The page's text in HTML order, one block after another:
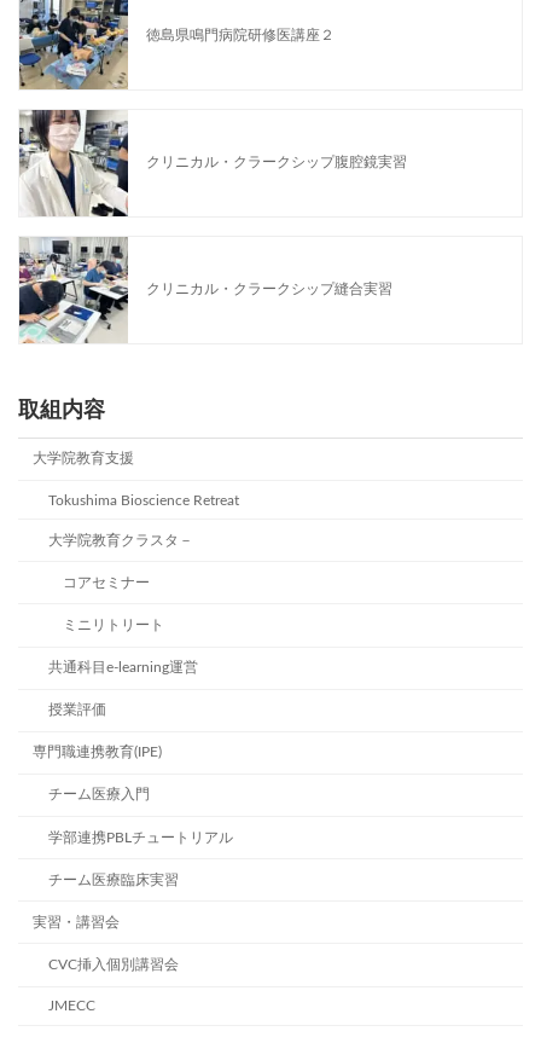
徳島県鳴門病院研修医講座２
クリニカル・クラークシップ腹腔鏡実習
クリニカル・クラークシップ縫合実習
取組内容
大学院教育支援
Tokushima Bioscience Retreat
大学院教育クラスタ－
コアセミナー
ミニリトリート
共通科目e-learning運営
授業評価
専門職連携教育(IPE)
チーム医療入門
学部連携PBLチュートリアル
チーム医療臨床実習
実習・講習会
CVC挿入個別講習会
JMECC